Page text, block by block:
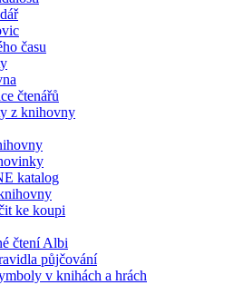
času
čtenářů
z knihovny
katalog
ke koupi
čtení Albi
půjčování
v knihách a hrách